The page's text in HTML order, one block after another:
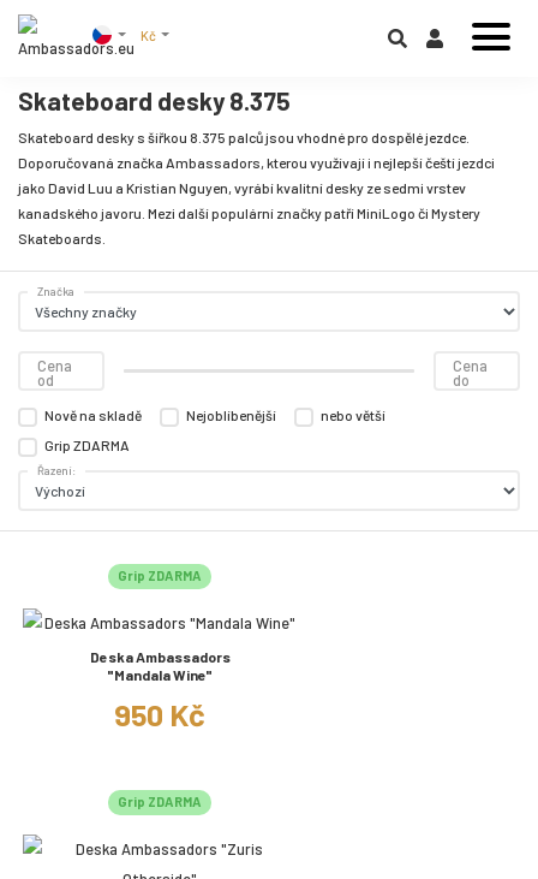
Kč
Skateboard desky 8.375
Skateboard desky s šířkou 8.375 palců jsou vhodné pro dospělé jezdce.
Doporučovaná značka Ambassadors, kterou využívají i nejlepší čeští jezdci
jako David Luu a Kristian Nguyen, vyrábí kvalitní desky ze sedmi vrstev
kanadského javoru. Mezi další populární značky patří MiniLogo či Mystery
Skateboards.
Značka
Cena
od
Cena
do
Nově na skladě Nejoblíbenější
nebo větší
Grip ZDARMA
Řazení:
Grip ZDARMA
Deska Ambassadors
"Mandala Wine"
950 Kč
Grip ZDARMA